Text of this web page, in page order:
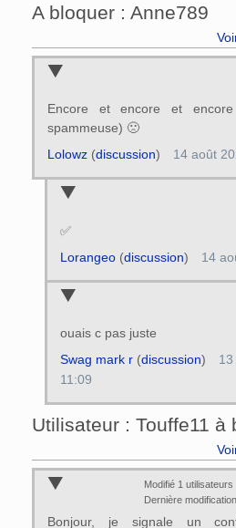
A bloquer : Anne789
Encore et encore et
spammeuse) 🙁
Lolowz(discussion) 14 août
✅
Lorangeo(discussion) 14
ouais c pas juste
Swag mark r(discussion)
11:09
Utilisateur : Touffe11 à
Modifié 1 utilisateurs
Dernière
Bonjour, je signale un